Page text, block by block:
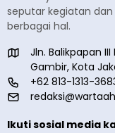
seputar kegiatan
berbagai hal.
Jln. Balikpapan
Gambir, Kota
+62 813-1313-
Ikuti sosial media